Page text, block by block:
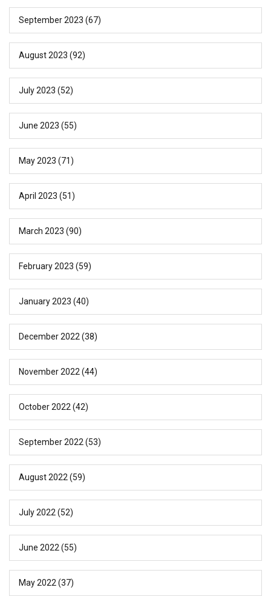
September 2023 (67)
August 2023 (92)
July 2023 (52)
June 2023 (55)
May 2023 (71)
April 2023 (51)
March 2023 (90)
February 2023 (59)
January 2023 (40)
December 2022(38)
November 2022(44)
October 2022(42)
September 2022(53)
August 2022(59)
July 2022(52)
June 2022(55)
May 2022(37)